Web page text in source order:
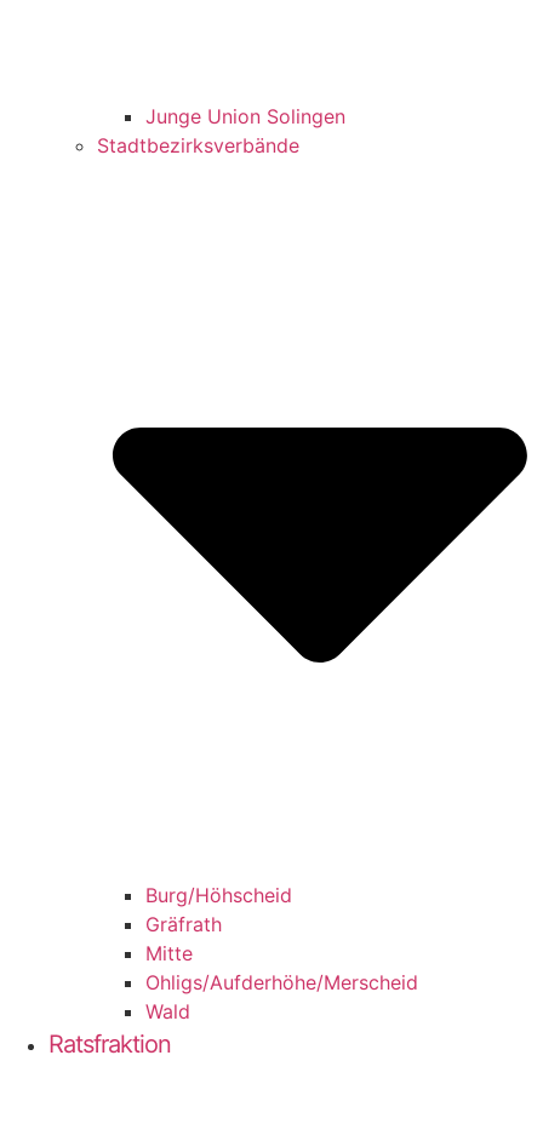
Jun­ge Uni­on Solingen
Stadt­be­zirks­ver­bän­de
Burg/​Höhscheid
Grä­f­rath
Mit­te
Ohligs/​Aufderhöhe/​Merscheid
Wald
Ratsfraktion